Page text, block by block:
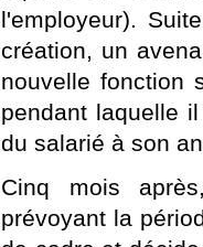
l'employeur).
création, un
nouvelle fonction
pendant laquelle
du salarié à son
Cinq mois
prévoyant la